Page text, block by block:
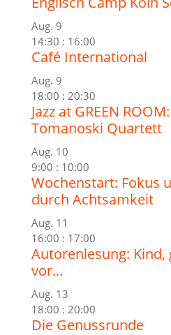
Aug. 9
14:30 : 16:00
Café International
Aug. 9
18:00 : 20:30
Jazz at GREEN
Tomanoski Quartett
Aug. 10
9:00 : 10:00
Wochenstart: Fokus
durch Achtsamkeit
Aug. 11
16:00 : 17:00
Autorenlesung: Kind,
vor…
Aug. 13
18:00 : 20:00
Die Genussrunde